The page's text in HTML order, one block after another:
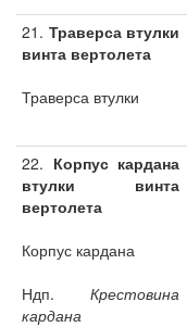
21. Траверса втулки
винта вертолета
Траверса втулки
22. Корпус кардана
втулки винта
вертолета
Корпус кардана
Ндп. Крестовина
кардана